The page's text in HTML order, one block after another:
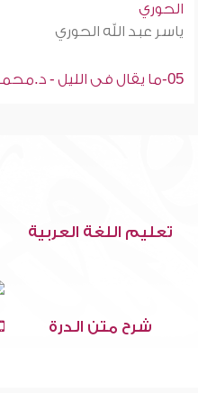
الحوري
ياسر عبد الله الحوري
05-ما يقال فى الليل - د.محمد إسماعيل المقدم
تعليم اللغة العربية
شرح متن الدرة